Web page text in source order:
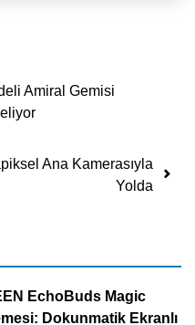
Amiral Gemisi
Ana Kamerasıyla
Yolda
EchoBuds Magic
Dokunmatik Ekranlı